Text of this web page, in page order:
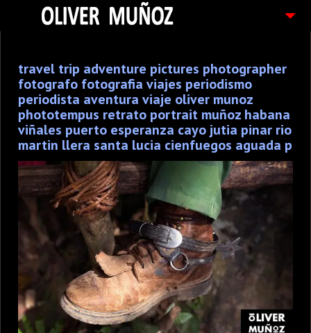
FOTOGRAFIAS
CONTACTO
PEDIDOS
travel trip adventure pictures photographer
fotografo fotografia viajes periodismo
periodista aventura viaje oliver munoz
phototempus retrato portrait muñoz habana
viñales puerto esperanza cayo jutia pinar rio
martin llera santa lucia cienfuegos aguada p